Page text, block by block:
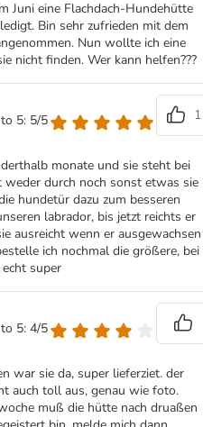
Juni eine Flachdach-Hundehütte
Bin sehr zufrieden mit dem
Nun wollte ich eine
nicht finden. Wer kann helfen???
5: 5/5
1
monate und sie steht bei
durch noch sonst etwas sie
hundetür dazu zum besseren
labrador, bis jetzt reichts er
ausreicht wenn er ausgewachsen
ich nochmal die größere, bei
super
5: 4/5
war sie da, super lieferziet. der
auch toll aus, genau wie foto.
muß die hütte nach druaßen